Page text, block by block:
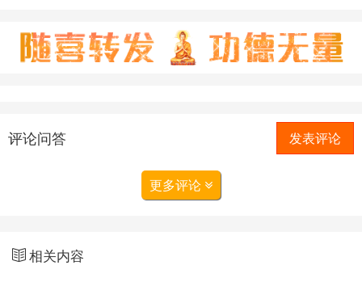
评论问答 发表评论
更多评论
相关内容